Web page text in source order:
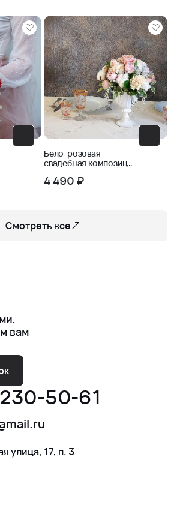
Бело-розовая
свадебная композиция
и зелени
4 490 ₽
Смотреть все
вам
50-61
улица, 17, п. 3